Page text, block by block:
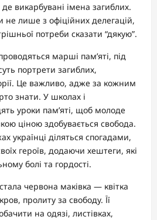
викарбувані імена загиблих.
лише з офіційних делегацій,
потреби сказати “дякую”.
марші пам’яті, під
портрети загиблих,
Це важливо, адже за кожним
знати. У школах і
уроки пам’яті, щоб молоде
ціною здобувається свобода.
українці діляться спогадами,
героїв, додаючи хештеги, які
болі та гордості.
червона маківка — квітка
пролиту за свободу. Її
на одязі, листівках,